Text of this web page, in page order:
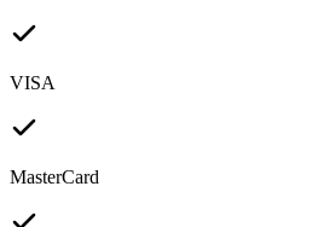
VISA
MasterCard